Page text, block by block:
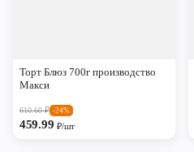
Ярославль
Торт Блюз 700г производство
Макси
610.60₽ -24%
459.99 ₽/шт